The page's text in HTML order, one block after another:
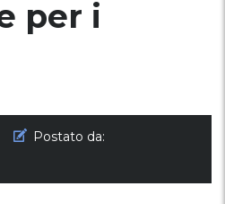
per i
Postato da: